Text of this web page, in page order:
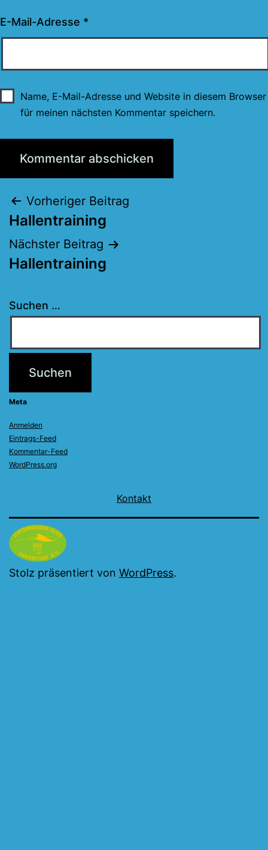
E-Mail-Adresse *
Name, E-Mail-Adresse und Website in diesem Browser
für meinen nächsten Kommentar speichern.
Beitragsnavigation
Vorheriger Beitrag
Hallentraining
Nächster Beitrag
Hallentraining
Suchen …
Meta
Anmelden
Eintrags-Feed
Kommentar-Feed
WordPress.org
Kontakt
Stolz präsentiert von WordPress.